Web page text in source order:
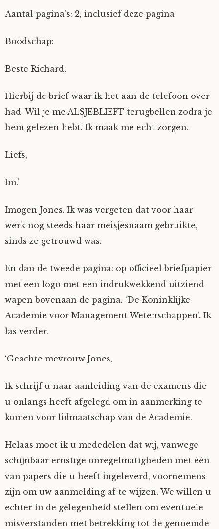
Aantal pagina’s: 2, inclusief deze pagina
Boodschap:
Beste Richard,
Hierbij de brief waar ik het aan de telefoon over
had. Wil je me ALSJEBLIEFT terugbellen zodra je
hem gelezen hebt. Ik maak me echt zorgen.
Liefs,
Im.’
Imogen Jones. Ik was vergeten dat voor haar
werk nog steeds haar meisjesnaam gebruikte,
sinds ze getrouwd was.
En dan de tweede pagina: op officieel briefpapier
met een logo met een indrukwekkend uitziend
wapen bovenaan de pagina. ‘De Koninklijke
Academie voor Management Wetenschappen’. Ik
las verder.
‘Geachte mevrouw Jones,
Ik schrijf u naar aanleiding van de examens die
u onlangs heeft afgelegd om in aanmerking te
komen voor lidmaatschap van de Academie.
Helaas moet ik u mededelen dat wij, vanwege
schijnbaar ernstige onregelmatigheden met één
van papers die u heeft ingeleverd, voornemens
zijn om uw aanmelding af te wijzen. We willen u
echter in de gelegenheid stellen om eventuele
misverstanden met betrekking tot de genoemde